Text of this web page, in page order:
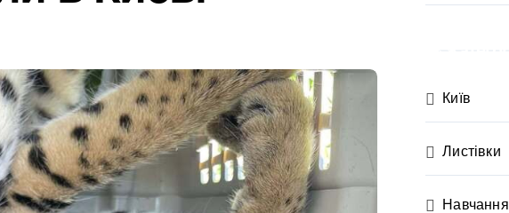
зброї: результати декларування в Києві
в Днепре: диагностика, обслуживание и замена деталей
мережі із 39 нелегальних казино
транспорту у Києві виявився найгарячішим
Київ
Листівки
Навчання